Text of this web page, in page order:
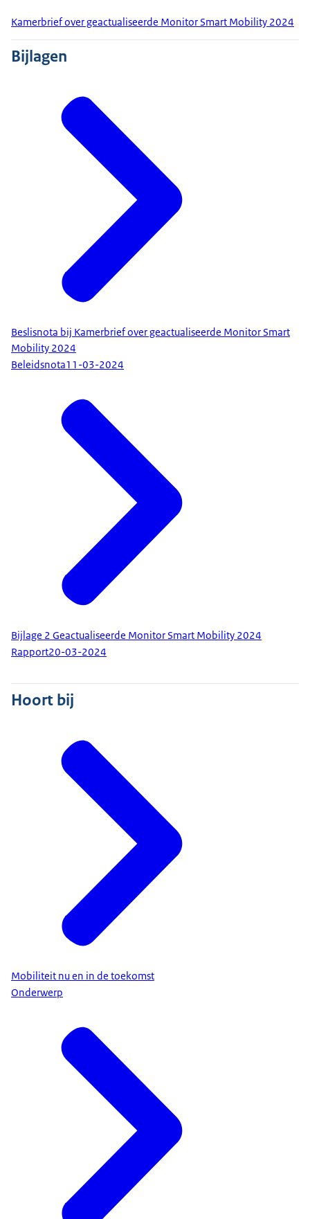
Kamerbrief over geactualiseerde Monitor Smart Mobility 2024
Bijlagen
Beslisnota bij Kamerbrief over geactualiseerde Monitor Smart
Mobility 2024
Beleidsnota11-03-2024
Bijlage 2 Geactualiseerde Monitor Smart Mobility 2024
Rapport20-03-2024
Hoort bij
Mobiliteit nu en in de toekomst
Onderwerp